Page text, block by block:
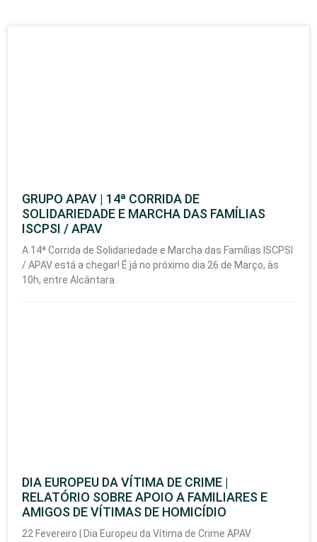
GRUPO APAV | 14ª CORRIDA DE
SOLIDARIEDADE E MARCHA DAS FAMÍLIAS
ISCPSI / APAV
A 14ª Corrida de Solidariedade e Marcha das Famílias ISCPSI
/ APAV está a chegar! É já no próximo dia 26 de Março, às
10h, entre Alcântara
DIA EUROPEU DA VÍTIMA DE CRIME |
RELATÓRIO SOBRE APOIO A FAMILIARES E
AMIGOS DE VÍTIMAS DE HOMICÍDIO
22 Fevereiro | Dia Europeu da Vítima de Crime APAV